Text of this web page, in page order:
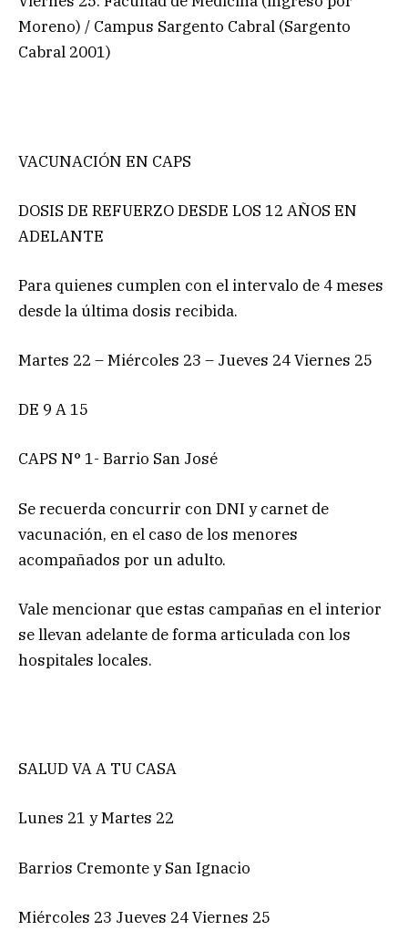
Moreno) / Campus Sargento Cabral (Sargento
Cabral 2001)
VACUNACIÓN EN CAPS
DOSIS DE REFUERZO DESDE LOS 12 AÑOS EN
ADELANTE
Para quienes cumplen con el intervalo de 4 meses
desde la última dosis recibida.
Martes 22 – Miércoles 23 – Jueves 24 Viernes 25
DE 9 A 15
CAPS N° 1- Barrio San José
Se recuerda concurrir con DNI y carnet de
vacunación, en el caso de los menores
acompañados por un adulto.
Vale mencionar que estas campañas en el interior
se llevan adelante de forma articulada con los
hospitales locales.
SALUD VA A TU CASA
Lunes 21 y Martes 22
Barrios Cremonte y San Ignacio
Miércoles 23 Jueves 24 Viernes 25